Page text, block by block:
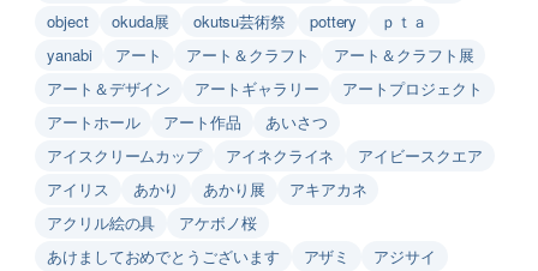
object
okuda展 okutsu芸術祭 pottery
ｐｔａ
yanabi
アート アート＆クラフト
アート＆クラフト展
アート＆デザイン
アートギャラリー
アートプロジェクト
アートホール
アート作品
あいさつ
アイスクリームカップ
アイネクライネ
アイビースクエア
アイリス
あかり あかり展
アキアカネ
アクリル絵の具
アケボノ桜
あけましておめでとうございます
アザミ
アジサイ